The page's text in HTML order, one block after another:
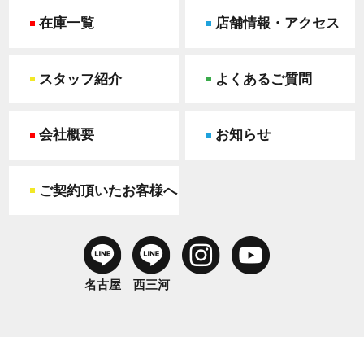
在庫一覧 店舗情報・アクセス
スタッフ紹介 よくあるご質問
会社概要 お知らせ
ご契約頂いたお客様へ
名古屋 西三河